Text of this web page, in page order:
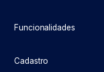
Funcionalidades
Cadastro